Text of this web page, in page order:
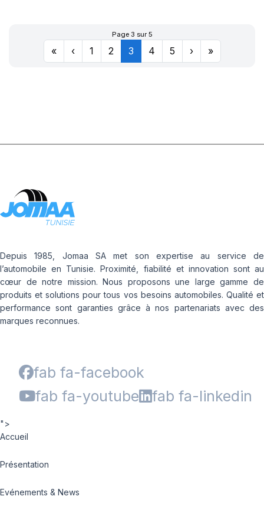
Page 3 sur 5
« ‹ 1 2 3 4 5 › »
Depuis 1985, Jomaa SA met son expertise au service de
l’automobile en Tunisie. Proximité, fiabilité et innovation sont au
cœur de notre mission. Nous proposons une large gamme de
produits et solutions pour tous vos besoins automobiles. Qualité et
performance sont garanties grâce à nos partenariats avec des
marques reconnues.
fab fa-facebook
fab fa-youtube
fab fa-linkedin
">
Accueil
Présentation
Evénements & News